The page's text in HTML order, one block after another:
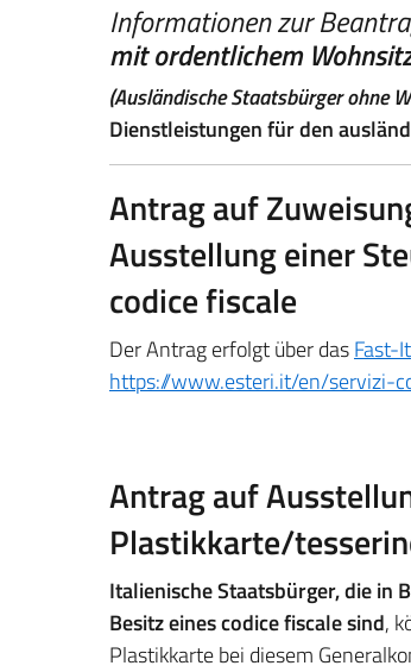
Informationen zur
mit ordentlichem
(Ausländische Staatsbürger ohne
Dienstleistungen für den
Antrag auf
Ausstellung einer
codice fiscale
Der Antrag erfolgt über dasFast-It
https://www.esteri.it/en/servizi-
Antrag auf
Plastikkarte/
Italienische Staatsbürger, die in
Besitz eines codice fiscale sind,
Plastikkarte bei diesem